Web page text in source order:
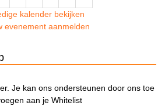
kalender bekijken
evenement aanmelden
Je kan ons ondersteunen door ons toe
aan je Whitelist